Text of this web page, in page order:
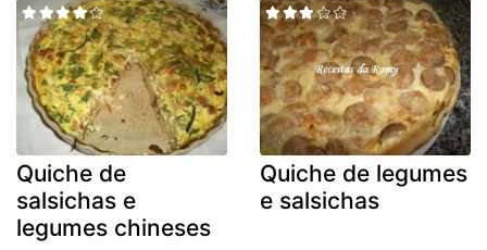
Quiche de
salsichas e
legumes chineses
Quiche de legumes
e salsichas